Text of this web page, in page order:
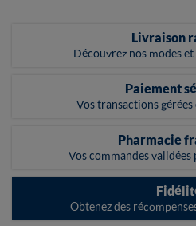
Livraison
Découvrez nos modes
Paiement
Vos transactions
Pharmacie
Vos commandes
Obtenez des